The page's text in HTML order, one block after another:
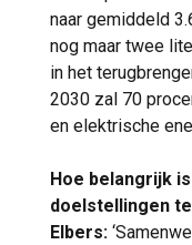
naar gemiddeld
nog maar twee
in het
2030 zal 70
en elektrische
Hoe belangrijk
doelstellingen
Elbers: